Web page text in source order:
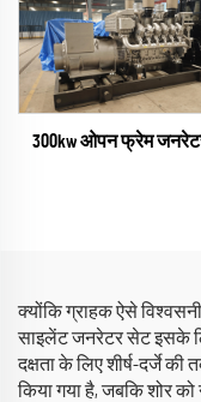
300kw ओपन फ्रेम
क्योंकि ग्राहक ऐसे
साइलेंट जनरेटर सेट इसके
दक्षता के लिए शीर्ष-दर्जे
किया गया है, जबकि शोर